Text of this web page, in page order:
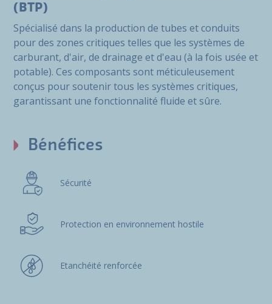
(BTP)
Spécialisé dans la production de tubes et conduits
pour des zones critiques telles que les systèmes de
carburant, d'air, de drainage et d'eau (à la fois usée et
potable). Ces composants sont méticuleusement
conçus pour soutenir tous les systèmes critiques,
garantissant une fonctionnalité fluide et sûre.
Bénéfices
Sécurité
Protection en environnement hostile
Etanchéité renforcée